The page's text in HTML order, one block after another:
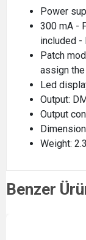
Power
300 mA -
included -
Patch
assign
Led
Output:
Output
Weight:
Benzer